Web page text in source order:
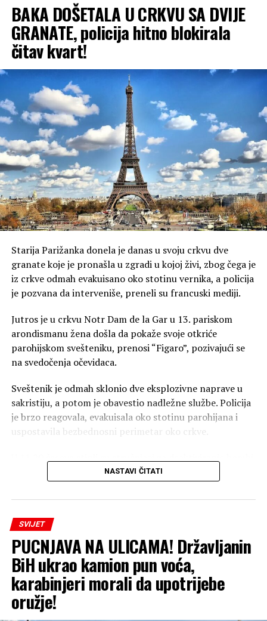
BAKA DOŠETALA U CRKVU SA DVIJE
GRANATE, policija hitno blokirala
čitav kvart!
Starija Parižanka donela je danas u svoju crkvu dve
granate koje je pronašla u zgradi u kojoj živi, zbog čega je
iz crkve odmah evakuisano oko stotinu vernika, a policija
je pozvana da interveniše, preneli su francuski mediji.
Jutros je u crkvu Notr Dam de la Gar u 13. pariskom
arondismanu žena došla da pokaže svoje otkriće
parohijskom svešteniku, prenosi “Figaro”, pozivajući se
na svedočenja očevidaca.
Sveštenik je odmah sklonio dve eksplozivne naprave u
sakristiju, a potom je obavestio nadležne službe. Policija
je brzo reagovala, evakuisala oko stotinu parohijana i
uspostavila bezbednosni perimetar oko crkve.
identifikovali predmete kao “manevarsku i dimnu
ukinuli mere bezbednosti kako bi crkvena služba bila
nastavljena.
Pretres je, takođe, izvršen u kući starije žene, ali nisu
pronađene druge bombe, a sveštenik je rekao da ne želi
da podnese zvaničnu tužbu.
(Tanjug)
NASTAVI ČITATI
SVIJET
PUCNJAVA NA ULICAMA! Državljanin
BiH ukrao kamion pun voća,
karabinjeri morali da upotrijebe
oružje!